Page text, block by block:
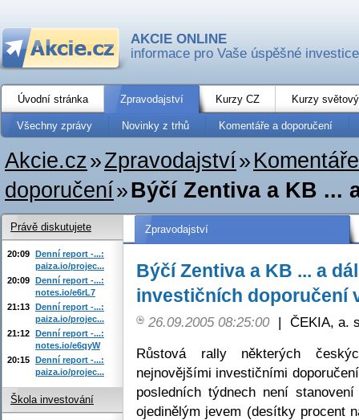
AKCIE ONLINE
informace pro Vaše úspěšné investice
Úvodní stránka Zpravodajství Kurzy CZ Kurzy
Všechny zprávy Novinky z trhů Komentáře a doporučení
Akcie.cz»Zpravodajství»
doporučení»Býčí Zentiva a KB ...
Zpravodajství
Býčí Zentiva a KB ... a
investičních doporučení
26.09.2005 08:25:00 | ČEKIA, a.
Růstová rally některých
nejnovějšími investičními
posledních týdnech není
ojedinělým jevem (desítky procent
Právě diskutujete
20:09 Denní report -...:
paiza.io/projec...
20:09 Denní report -...:
notes.io/e6rL7
21:13 Denní report -...:
paiza.io/projec...
21:12 Denní report -...:
notes.io/e6qyW
20:15 Denní report -...:
paiza.io/projec...
Škola investování